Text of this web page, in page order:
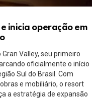
inicia operação em
Valley, seu primeiro
oficialmente o início
Sul do Brasil. Com
e mobiliário, o resort
a estratégia de expansão